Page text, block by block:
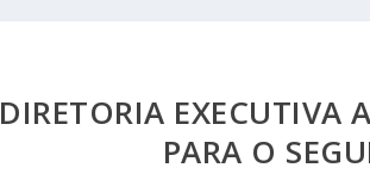
DIRETORIA EXECUTIVA
PARA O